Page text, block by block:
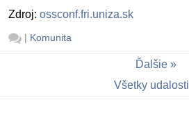
Zdroj: ossconf.fri.uniza.sk
| Komunita
Ďalšie
Všetky udalosti